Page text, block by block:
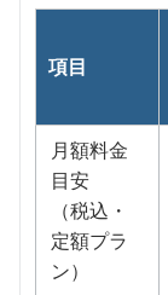
項目
月額料金
目安
（税込・
定額プラ
ン）